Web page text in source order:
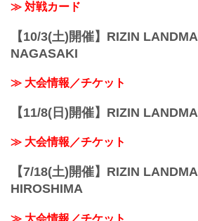
≫ 対戦カード
【10/3(土)開催】RIZIN
NAGASAKI
≫ 大会情報／チケット
【11/8(日)開催】RIZIN
≫ 大会情報／チケット
【7/18(土)開催】RIZIN
HIROSHIMA
≫ 大会情報／チケット